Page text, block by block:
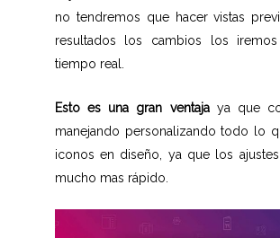
no tendremos que hacer vistas
resultados los cambios los
tiempo real.
Esto es una gran ventajaya que
manejando personalizando todo lo
iconos en diseño, ya que los
mucho mas rápido.